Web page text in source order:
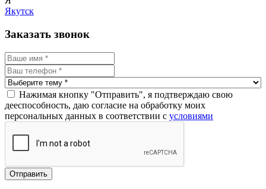
Якутск
Заказать звонок
Нажимая кнопку "Отправить", я подтверждаю свою
дееспособность, даю согласие на обработку моих
персональных данных в соответствии с условиями